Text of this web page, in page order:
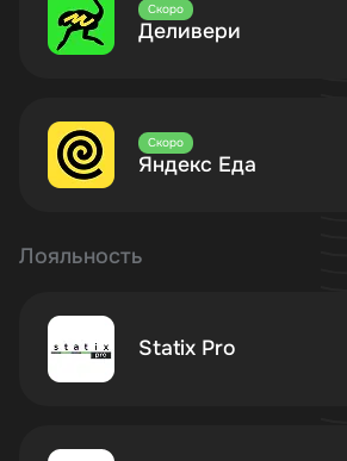
Скоро
Деливери
Скоро
Яндекс Еда
Лояльность
Statix Pro